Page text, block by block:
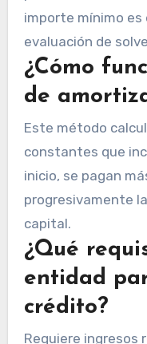
importe mínimo
evaluación de
¿Cómo
de
Este método
constantes que
inicio, se pagan
progresivamente
capital.
¿Qué
entidad
crédito?
Requiere ingresos